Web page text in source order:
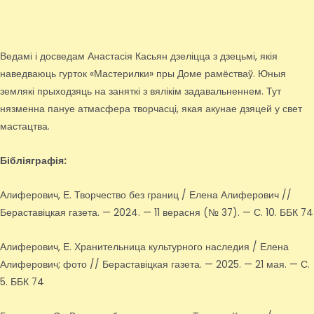
Ведамі і досведам Анастасія Касьян дзеліцца з дзецьмі, якія
наведваюць гурток «Мастерилки» пры Доме рамёстваў. Юныя
землякі прыходзяць на заняткі з вялікім задавальненнем. Тут
нязменна пануе атмасфера творчасці, якая акунае дзяцей у свет
мастацтва.
Бібліяграфія:
Алиферович, Е. Творчество без границ / Елена Алиферович //
Бераставіцкая газета. — 2024. — 11 верасня (№ 37). — С. 10. ББК 74
Алиферович, Е. Хранительница культурного наследия / Елена
Алиферович; фото // Бераставіцкая газета. — 2025. — 21 мая. — С.
5. ББК 74